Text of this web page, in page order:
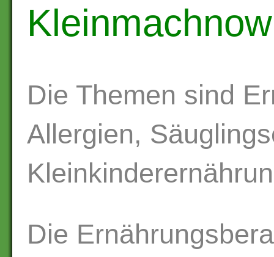
Kleinmachnow
Die Themen sind
Allergien,
Die